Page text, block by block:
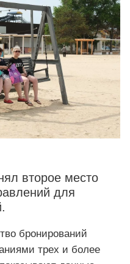
второе место
для
бронирований
трех и более